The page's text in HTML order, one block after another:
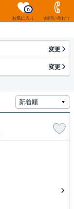
お気に入り
0
お問い合わせ
変更
変更